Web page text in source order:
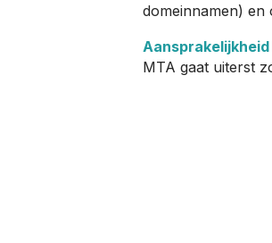
domeinnamen) en
MTA gaat uiterst